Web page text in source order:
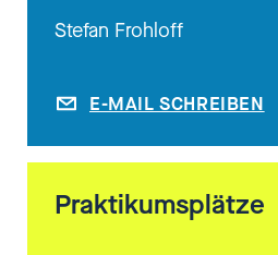
Stefan Frohloff
E-MAIL SCHREIBEN
Praktikumsplätze